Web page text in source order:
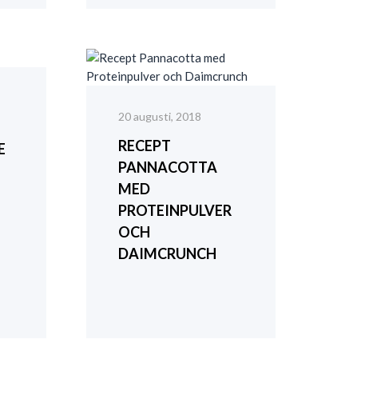
20 augusti, 2018
RECEPT
PANNACOTTA
MED
PROTEINPULVER
OCH
DAIMCRUNCH